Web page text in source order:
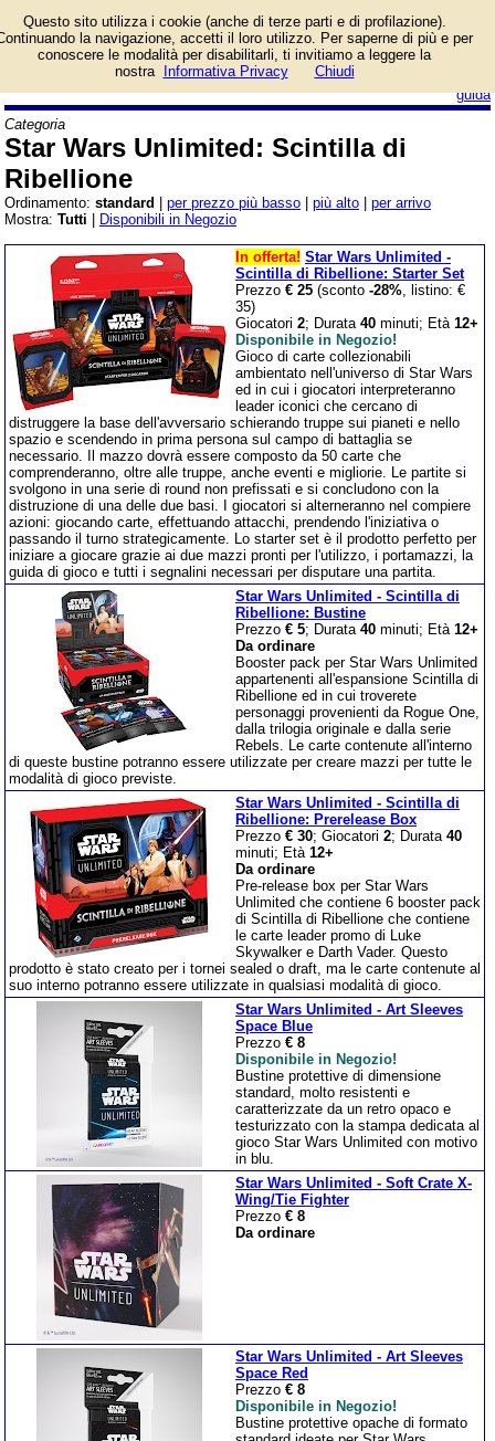
guida
Lista giochi da tavolo
categoria Star Wars
Unlimited: Scintilla di
Categoria
Star Wars Unlimited: Scintilla di
Ribellione
Ordinamento: standard per prezzo più basso più alto
per arrivo
Mostra: Tutti Disponibili in Negozio
In offerta! Star Wars Unlimited -
Scintilla di Ribellione: Starter Set
Prezzo € 25 (sconto -28%, listino: €
35)
Giocatori 2; Durata 40 minuti; Età 12+
Disponibile in Negozio!
Gioco di carte collezionabili
ambientato nell'universo di Star Wars
ed in cui i giocatori interpreteranno
leader iconici che cercano di
distruggere la base dell'avversario schierando truppe sui pianeti e nello
spazio e scendendo in prima persona sul campo di battaglia se
necessario. Il mazzo dovrà essere composto da 50 carte che
comprenderanno, oltre alle truppe, anche eventi e migliorie. Le partite si
svolgono in una serie di round non prefissati e si concludono con la
distruzione di una delle due basi. I giocatori si alterneranno nel compiere
azioni: giocando carte, effettuando attacchi, prendendo l'iniziativa o
passando il turno strategicamente. Lo starter set è il prodotto perfetto per
iniziare a giocare grazie ai due mazzi pronti per l'utilizzo, i portamazzi, la
guida di gioco e tutti i segnalini necessari per disputare una partita.
Star Wars Unlimited - Scintilla di
Ribellione: Bustine
Prezzo € 5; Durata 40 minuti; Età 12+
Da ordinare
Booster pack per Star Wars Unlimited
appartenenti all'espansione Scintilla di
Ribellione ed in cui troverete
personaggi provenienti da Rogue One,
dalla trilogia originale e dalla serie
Rebels. Le carte contenute all'interno
di queste bustine potranno essere utilizzate per creare mazzi per tutte le
modalità di gioco previste.
Star Wars Unlimited - Scintilla di
Ribellione: Prerelease Box
Prezzo € 30; Giocatori 2; Durata 40
minuti; Età 12+
Da ordinare
Pre-release box per Star Wars
Unlimited che contiene 6 booster pack
di Scintilla di Ribellione che contiene
le carte leader promo di Luke
Skywalker e Darth Vader. Questo
prodotto è stato creato per i tornei sealed o draft, ma le carte contenute al
suo interno potranno essere utilizzate in qualsiasi modalità di gioco.
Star Wars Unlimited - Art Sleeves
Space Blue
Prezzo € 8
Disponibile in Negozio!
Bustine protettive di dimensione
standard, molto resistenti e
caratterizzate da un retro opaco e
testurizzato con la stampa dedicata al
gioco Star Wars Unlimited con motivo
in blu.
Star Wars Unlimited - Soft Crate X-
Wing/Tie Fighter
Prezzo € 8
Da ordinare
Star Wars Unlimited - Art Sleeves
Space Red
Prezzo € 8
Disponibile in Negozio!
Bustine protettive opache di formato
Questo sito utilizza i cookie (anche di terze parti e di profilazione).
la navigazione, accetti il loro utilizzo. Per saperne di più e per
conoscere le modalità per disabilitarli, ti invitiamo a leggere la
nostra
Informativa Privacy Chiudi